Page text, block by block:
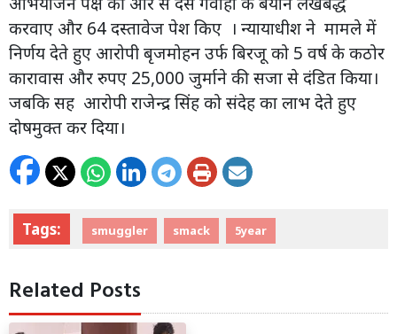
करवाए और 64 दस्तावेज पेश किए । न्यायाधीश ने मामले में
निर्णय देते हुए आरोपी बृजमोहन उर्फ बिरजू को 5 वर्ष के कठोर
कारावास और रुपए 25,000 जुर्माने की सजा से दंडित किया।
जबकि सह आरोपी राजेन्द्र सिंह को संदेह का लाभ देते हुए
दोषमुक्त कर दिया।
Tags: smuggler smack 5year
Related Posts